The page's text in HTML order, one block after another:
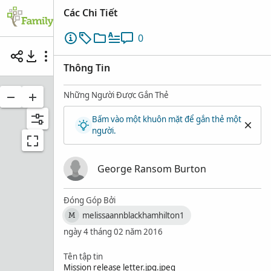
Mission Release Letter From President BH
Các Chi Tiết
0
Thông Tin
Những Người Được Gắn Thẻ
Bấm vào một khuôn mặt để gắn thẻ một
người.
George Ransom Burton
Đóng Góp Bởi
M
melissaannblackhamhilton1
ngày 4 tháng 02 năm 2016
Tên tập tin
Mission release letter.jpg.jpeg